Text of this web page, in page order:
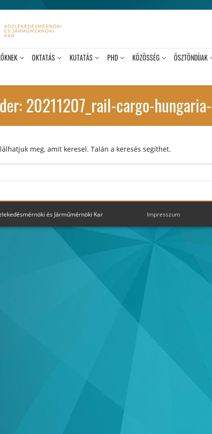
OKTATÁS KUTATÁS PHD KÖZÖSSÉG ÖSZTÖNDÍJAK
20211207_rail-cargo-
meg, amit keresel. Talán a keresés segíthet.
és Járműmérnöki Kar Impresszum